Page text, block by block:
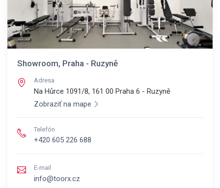
Showroom, Praha - Ruzyně
Adresa
Na Hůrce 1091/8, 161 00 Praha 6 - Ruzyně
Zobraziť na mape
Telefón
+420 605 226 688
E-mail
info@toorx.cz